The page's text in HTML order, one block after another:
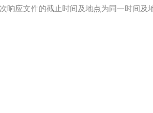
响应文件的截止时间及地点为同一时间及